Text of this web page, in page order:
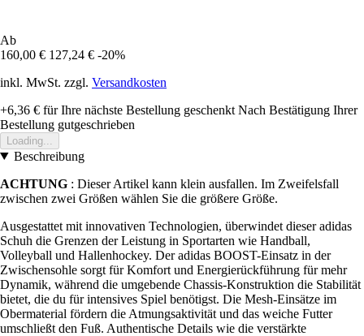
Ab
160,00 € 127,24 € -20%
inkl. MwSt. zzgl. Versandkosten
+6,36 € für Ihre nächste Bestellung geschenkt Nach Bestätigung Ihrer
Bestellung gutgeschrieben
Loading...
Beschreibung
ACHTUNG : Dieser Artikel kann klein ausfallen. Im Zweifelsfall
zwischen zwei Größen wählen Sie die größere Größe.
Ausgestattet mit innovativen Technologien, überwindet dieser adidas
Schuh die Grenzen der Leistung in Sportarten wie Handball,
Volleyball und Hallenhockey. Der adidas BOOST-Einsatz in der
Zwischensohle sorgt für Komfort und Energierückführung für mehr
Dynamik, während die umgebende Chassis-Konstruktion die Stabilität
bietet, die du für intensives Spiel benötigst. Die Mesh-Einsätze im
Obermaterial fördern die Atmungsaktivität und das weiche Futter
umschließt den Fuß. Authentische Details wie die verstärkte